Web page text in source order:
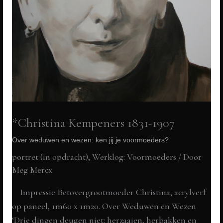
voormoeders?
*Christina Kempeners 1831-1907
Over weduwen en wezen: ken jij je voormoeders?
portret (in opdracht),Werklog: Voormoeders / Door
Meg Mercx
Impressie Betovergrootmoeder Christina, acrylverf
op paneel, 1m60 x 1m20. Over Weduwen en Wezen
‘Drie dingen deugen niet: herzaaien, herbakken en